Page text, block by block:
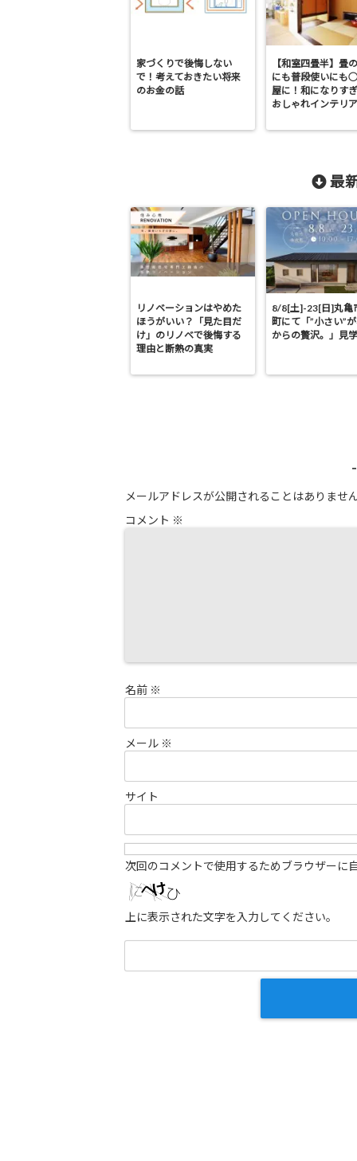
家づくりで後悔しない
で！考えておきたい将来
のお金の話
【和室四畳半】畳
にも普段使いにも
屋に！和になりす
おしゃれインテリア
最
リノベーションはやめた
ほうがいい？「見た目だ
け」のリノベで後悔する
理由と断熱の真実
8/8[土]-23[日]丸亀
町にて「”小さい”
からの贅沢。」見
メールアドレスが公開されることはありませ
コメント ※
名前 ※
メール ※
サイト
次回のコメントで使用するためブラウザーに
上に表示された文字を入力してください。